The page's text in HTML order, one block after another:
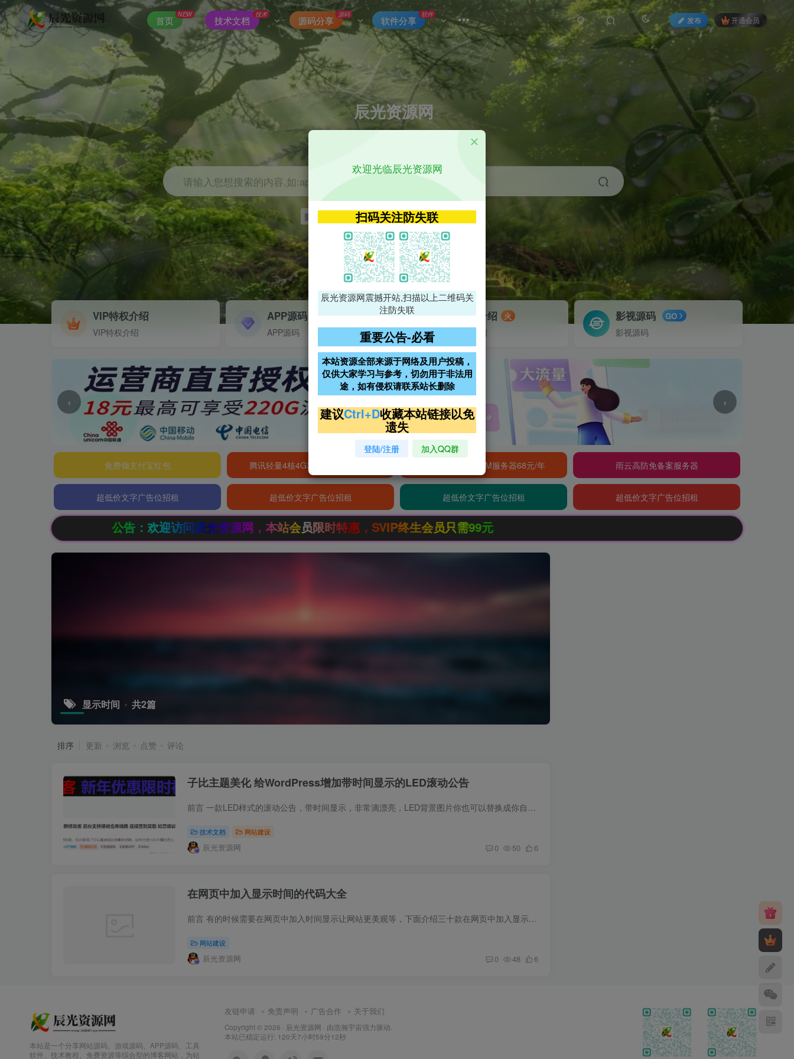
首页
NEW
技术文档
技术
源码分享
源码
软件分享
软件
发布 开通会员
辰光资源网
优质的网络资源分享平台
请输入您想搜索的内容,如:app源码
影视 神马 getapp 原神
VIP特权介绍
VIP特权介绍
APP源码
APP源码
VIP特权介绍 火
VIP特权介绍
影视源码 GO
影视源码
‹ ›
免费领支付宝红包 腾讯轻量4核4G3M服务器38元/年 阿里云2核2G200M服务器68元/年 雨云高防免备案服务器
超低价文字广告位招租 超低价文字广告位招租 超低价文字广告位招租 超低价文字广告位招租
公告：欢迎访问辰光资源网，本站会员限时特惠，SVIP终生会员只需99元
显示时间 共2篇
排序 更新 浏览 点赞 评论
子比主题美化 给WordPress增加带时间显示的LED滚动公告
前言 一款LED样式的滚动公告，带时间显示，非常滴漂亮，LED背景图片你也可以替换成你自己喜欢的 效果演示 使用方法 进入WP后台，找到外观-小工具-自定义html,添加下面的代码： 背景图片如果需要...
技术文档 网站建设
辰光资源网 0 50 6
在网页中加入显示时间的代码大全
前言 有的时候需要在网页中加入时间显示让网站更美观等，下面介绍三十款在网页中加入显示时间的代码供参考 免费参考 <html> <head> <meta http-equiv='Content-Type' content='text/ht...
网站建设
辰光资源网 0 48 6
本站是一个分享网站源码、游戏源码、APP源码、工具
软件、技术教程、免费资源等综合型的博客网站，为站
友链申请 免责声明 广告合作 关于我们
Copyright © 2026 · 辰光资源网 · 由浩瀚宇宙强力驱动.
本站已稳定运行: 120天7小时59分13秒
欢迎光临辰光资源网
扫码关注防失联
辰光资源网震撼开站,扫描以上二维码关
注防失联
重要公告-必看
本站资源全部来源于网络及用户投稿，
仅供大家学习与参考，切勿用于非法用
途，如有侵权请联系站长删除
建议Ctrl+D收藏本站链接以免
遗失
登陆/注册 加入QQ群